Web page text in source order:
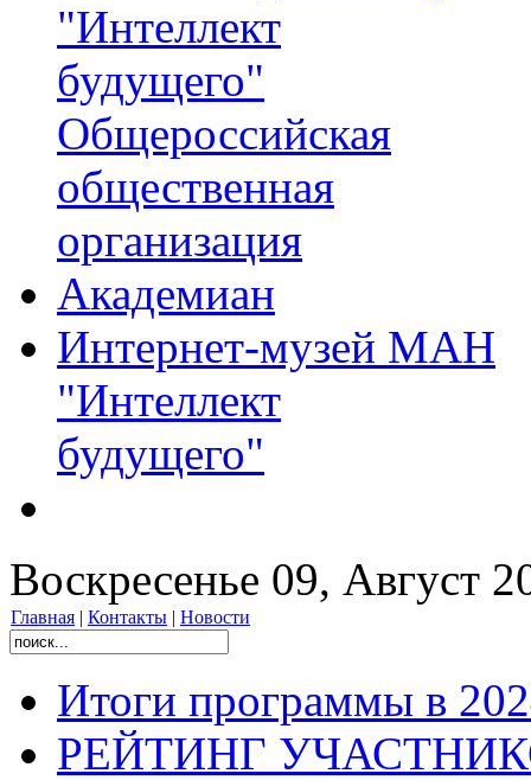
"Интеллект
будущего"
Общероссийская
общественная
организация
Академиан
Интернет-музей МАН
"Интеллект
будущего"
Воскресенье 09, Август
Главная | Контакты | Новости
Итоги программы в
РЕЙТИНГ